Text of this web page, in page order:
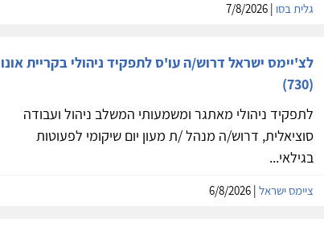
גלית בסו
לצ'יימס ישראל דרוש/ה עו'ס לתפקיד ניהולי בקריית אונו
(730)
לתפקיד ניהולי מאתגר ומשמעותי המשלב ניהול ועבודה
סוציאלית, דרוש/ה מנהל /ת מעון יום שיקומי לפעוטות
בגילאי...
ציימס ישראל| 6/8/2026